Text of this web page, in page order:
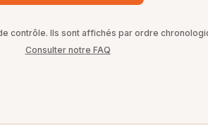
contrôle. Ils sont affichés par ordre
Consulter notre FAQ